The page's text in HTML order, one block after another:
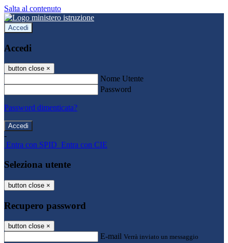
Salta al contenuto
Accedi
Accedi
button close ×
Nome Utente
Password
Password dimenticata?
-
Entra con SPID Entra con CIE
Seleziona utente
button close ×
Recupero password
button close ×
E-mail Verrà inviato un messaggio